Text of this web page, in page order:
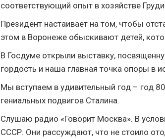
соответствующий опыт в хозяйстве
Президент настаивает на том, чтобы
этом в Воронеже обыскивают детей,
В Госдуме открыли выставку,
гордость и наша главная точка опоры в
Мы вступаем в удивительный год – год
гениальных подвигов Сталина.
Слушаю радио «Говорит Москва». В
СССР. Они рассуждают, что не стоило